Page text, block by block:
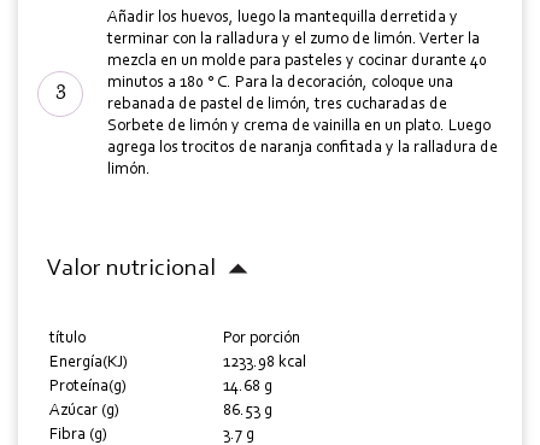
Añadir los huevos, luego la mantequilla derretida y
terminar con la ralladura y el zumo de limón. Verter la
mezcla en un molde para pasteles y cocinar durante 40
minutos a 180 ° C. Para la decoración, coloque una
rebanada de pastel de limón, tres cucharadas de
Sorbete de limón y crema de vainilla en un plato. Luego
agrega los trocitos de naranja confitada y la ralladura de
limón.
Valor nutricional
título
Por porción
Energía(KJ)
1233.98 kcal
Proteína(g)
14.68 g
Azúcar (g)
86.53 g
Fibra (g)
3.7 g